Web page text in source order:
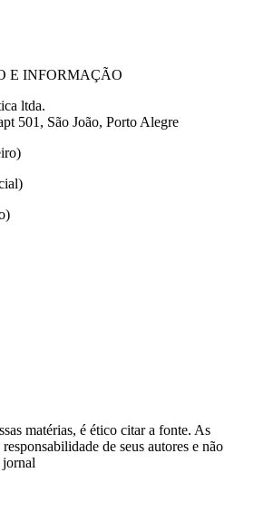
E INFORMAÇÃO
ltda.
501, São João, Porto Alegre
matérias, é ético citar a fonte. As
de seus autores e não
jornal